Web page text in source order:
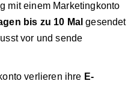
mit einem Marketingkonto
bis zu 10 Mal gesendet
vor und sende
verlieren ihre E-